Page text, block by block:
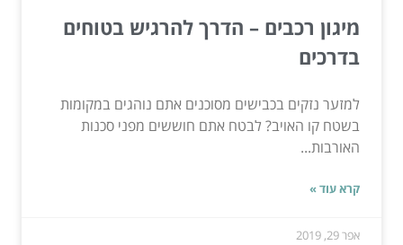
מיגון רכבים – הדרך להרגיש בטוחים
בדרכים
למזער נזקים בכבישים מסוכנים אתם נוהגים במקומות
בשטח קו האויב? לבטח אתם חוששים מפני סכנות
האורבות...
קרא עוד »
אפר 29, 2019